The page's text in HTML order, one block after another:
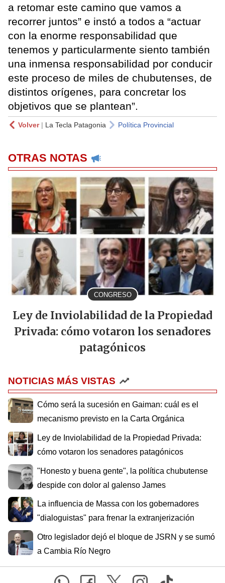
a retomar este camino que vamos a
recorrer juntos” e instó a todos a “actuar
con la enorme responsabilidad que
tenemos y particularmente siento también
una inmensa responsabilidad por conducir
este proceso de miles de chubutenses, de
distintos orígenes, para concretar los
objetivos que se plantean”.
Volver| La Tecla Patagonia Política Provincial
OTRAS NOTAS
CONGRESO
Ley de Inviolabilidad de la Propiedad
Privada: cómo votaron los senadores
patagónicos
NOTICIAS MÁS VISTAS
Cómo será la sucesión en Gaiman: cuál es el
mecanismo previsto en la Carta Orgánica
Ley de Inviolabilidad de la Propiedad Privada:
cómo votaron los senadores patagónicos
"Honesto y buena gente", la política chubutense
despide con dolor al galenso James
La influencia de Massa con los gobernadores
"dialoguistas" para frenar la extranjerización
Otro legislador dejó el bloque de JSRN y se sumó
a Cambia Río Negro